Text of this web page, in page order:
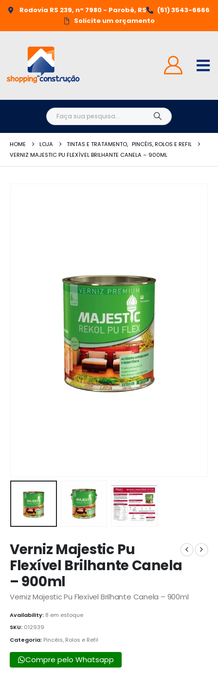
Rodovia RS 239, n° 7980 - Parobé, RS
(51) 3543-6666
Solicite um orçamento
HOME LOJA TINTAS E TRATAMENTO, PINCÉIS, ROLOS E REFIL
VERNIZ MAJESTIC PU FLEXÍVEL BRILHANTE CANELA – 900ML
Verniz Majestic Pu
Flexível Brilhante Canela
– 900ml
Verniz Majestic Pu Flexível Brilhante Canela – 900ml
Availability: 8 em estoque
SKU: 012939
Categoria: Pincéis, Rolos e Refil
Compre pelo Whatsapp